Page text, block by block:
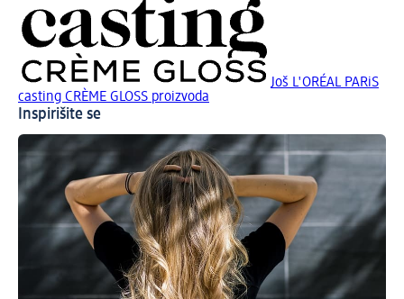
Još L'ORÉAL PARiS
casting CRÈME GLOSS proizvoda
Inspirišite se